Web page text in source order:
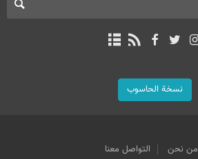
نسخة الحاسوب
من نحن التواصل معنا